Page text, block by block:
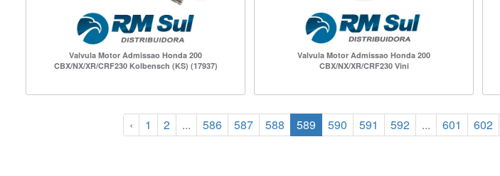
Valvula Motor Admissao Honda 200
CBX/NX/XR/CRF230 Kolbensch (KS) (17937)
Valvula Motor Admissao Honda 200
CBX/NX/XR/CRF230 Vini
‹ 1 2 ... 586 587 588 589 590 591 592 ... 601 602